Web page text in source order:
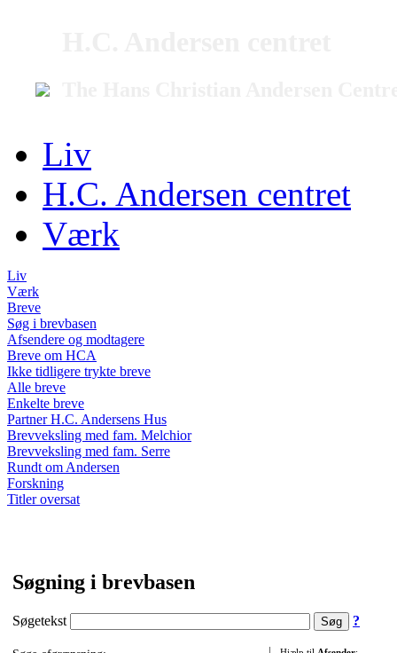
Liv
H.C. Andersen centret
Værk
Liv
Værk
Breve
Søg i brevbasen
Afsendere og modtagere
Breve om HCA
Ikke tidligere trykte breve
Alle breve
Enkelte breve
Partner H.C. Andersens Hus
Brevveksling med fam. Melchior
Brevveksling med fam. Serre
Rundt om Andersen
Forskning
Titler oversat
Søgning i brevbasen
Søgetekst ?